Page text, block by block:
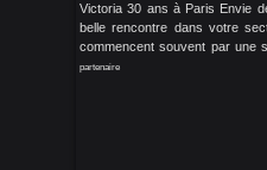
Victoria 30 ans à Paris Envie
belle rencontre dans votre
commencent souvent par
partenaire